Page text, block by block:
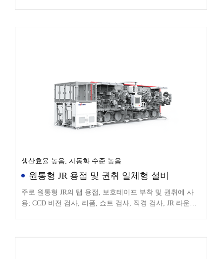
원통형 JR 용접 및 권취 일체형 설비
용; CCD 비전 검사, 리폼, 쇼트 검사, 직경 검사, JR 라운딩
등 기능 통합